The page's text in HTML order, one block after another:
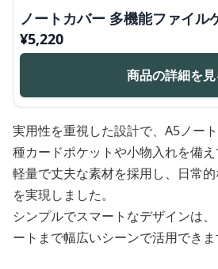
ノートカバー 多機能ファイル
¥5,220
商品の詳細を見
実用性を重視した設計で、A5ノー
種カードポケットや小物入れを備え
軽量で丈夫な素材を採用し、日常
を実現しました。
シンプルでスマートなデザインは
ートまで幅広いシーンで活用できま